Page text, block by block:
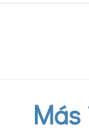
Más